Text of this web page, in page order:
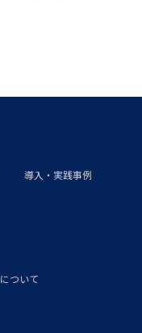
導入・実践事例
ついて